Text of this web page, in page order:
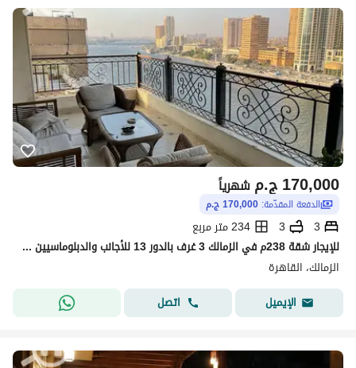
ج.م170,000 شهرياً
الدفعة المقدّمة: 170,000 ج.م
3
3
234 متر مربع
للإيجار شقة 238م في الزمالك 3 غرف بالدور 13 للأجانب والدبلوماسيين فقط إيجار طويل المدة فقط مناسبة للسفارات
الزمالك، القاهرة
الإيميل
اتصل